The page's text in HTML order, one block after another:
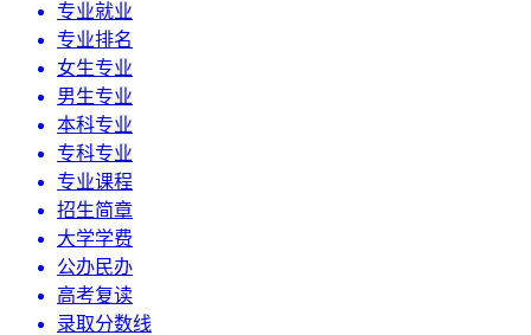
专业就业
专业排名
女生专业
男生专业
本科专业
专科专业
专业课程
招生简章
大学学费
公办民办
高考复读
录取分数线